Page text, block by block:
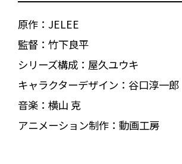
原作：JELEE
監督：竹下良平
シリーズ構成：屋久ユウキ
キャラクターデザイン：谷口淳一郎
音楽：横山 克
アニメーション制作：動画工房